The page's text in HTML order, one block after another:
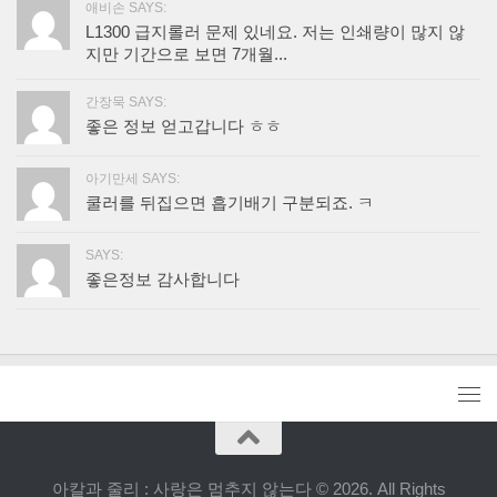
애비손 SAYS:
L1300 급지롤러 문제 있네요. 저는 인쇄량이 많지 않
지만 기간으로 보면 7개월...
간장묵 SAYS:
좋은 정보 얻고갑니다 ㅎㅎ
아기만세 SAYS:
쿨러를 뒤집으면 흡기배기 구분되죠. ㅋ
SAYS:
좋은정보 감사합니다
아칼과 줄리 : 사랑은 멈추지 않는다 © 2026. All Rights